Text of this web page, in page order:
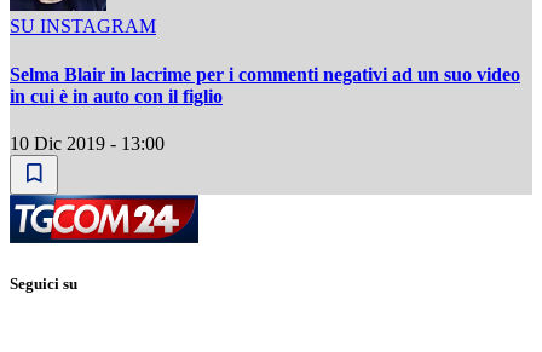
SU INSTAGRAM
Selma Blair in lacrime per i commenti negativi ad un suo video
in cui è in auto con il figlio
10 Dic 2019 - 13:00
Seguici su